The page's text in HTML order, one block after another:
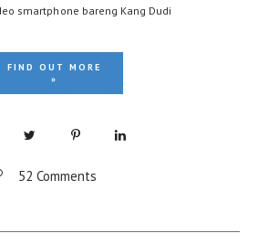
smartphone bareng Kang Dudi
FIND OUT MORE
»
52 Comments